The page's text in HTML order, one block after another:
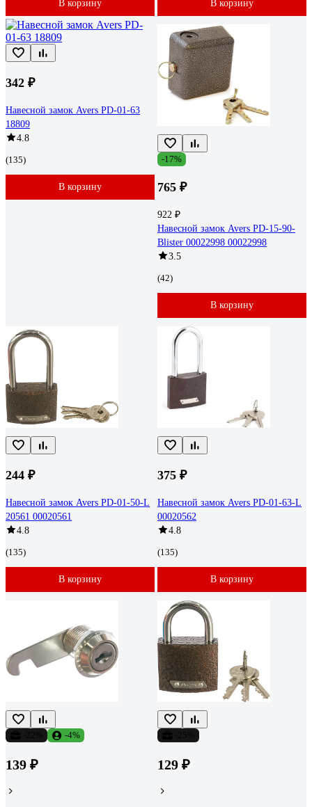
В корзину В корзину
342 ₽
Навесной замок Avers PD-01-63
18809
4.8
(135)
В корзину
-17%
765 ₽
922 ₽
Навесной замок Avers PD-15-90-
Blister 00022998 00022998
3.5
(42)
В корзину
244 ₽
Навесной замок Avers PD-01-50-L
20561 00020561
4.8
(135)
В корзину
375 ₽
Навесной замок Avers PD-01-63-L
00020562
4.8
(135)
В корзину
-4%
139 ₽ 129 ₽